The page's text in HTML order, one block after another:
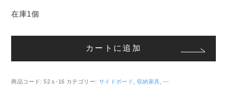
在庫1個
ー
カートに追加
商品コード:52ｓ-16 カテゴリー: サイドボード 収納家具 ,―